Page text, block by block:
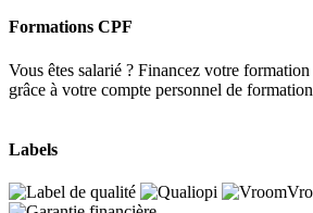
Formations CPF
Vous êtes salarié ? Financez votre
grâce à votre compte personnel de
Labels